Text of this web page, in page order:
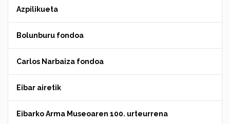
Azpilikueta
Bolunburu fondoa
Carlos Narbaiza fondoa
Eibar airetik
Eibarko Arma Museoaren 100. urteurrena